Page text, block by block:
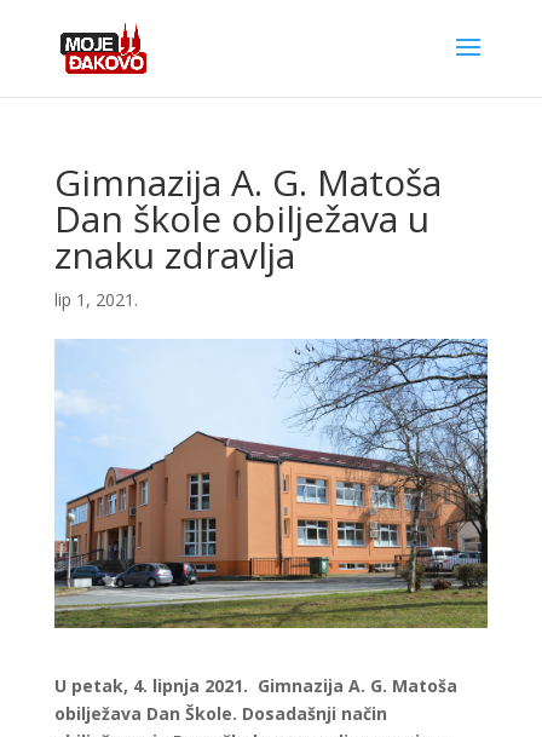
Gimnazija A. G. Matoša
Dan škole obilježava u
znaku zdravlja
lip 1, 2021.
U petak, 4. lipnja 2021. Gimnazija A. G. Matoša
obilježava Dan Škole. Dosadašnji način